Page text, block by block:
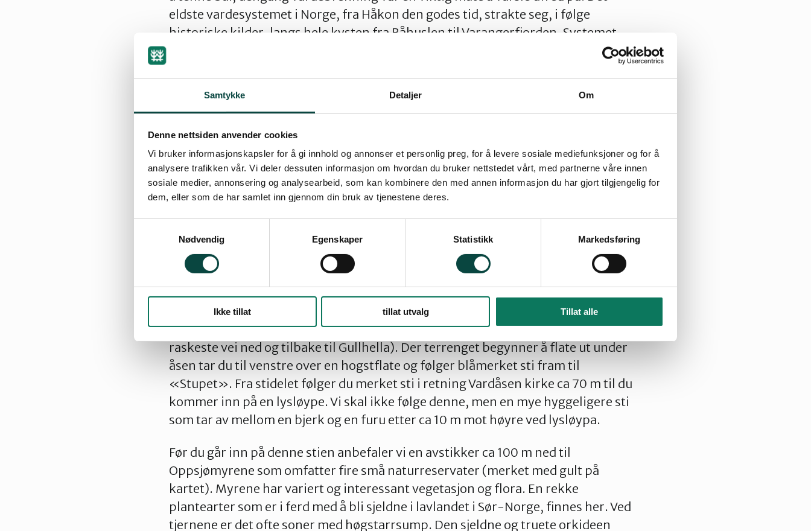
Samtykke Detaljer Om
Denne nettsiden anvender cookies
Vi bruker informasjonskapsler for å gi innhold og annonser et personlig preg, for å levere sosiale mediefunksjoner og for å
analysere trafikken vår. Vi deler dessuten informasjon om hvordan du bruker nettstedet vårt, med partnerne våre innen
sosiale medier, annonsering og analysearbeid, som kan kombinere den med annen informasjon du har gjort tilgjengelig for
dem, eller som de har samlet inn gjennom din bruk av tjenestene deres.
Nødvendig
Egenskaper Statistikk Markedsføring
Ikke tillat tillat utvalg Tillat alle
eldste vardesystemet i Norge, fra Håkon den godes tid, strakte seg, i følge
historiske kilder, langs hele kysten fra Båhuslen til Varangerfjorden. Systemet
I området vest for Vardåsen ligger 5 mindre naturreservater.
Start turen fra Gullhella ved å krysse toglinja og følg traktorvei mot nordøst. Snart
kan du velge å gå på en parallell sti til høyre for veien ca 400 m til du kommer ut på
traktorveien igjen. Blåmerket sti mot Vardåsen tar snart av til venstre. Stien går
opp igjennom furuskog, for en stor del på svaberg av drammensgranitt, dannet
dypt under jordas overflate. Turen opp til toppen har en stigning på nesten 250
høydemeter. Når stien begynner å flate ut får du fantastisk utsikt sørover ned
stupet mot dalen mellom Dikemark og Heggedal. Like før du kommer til toppen
passerer du det idylliske Vardetjernet. Her kan det kanskje kan være aktuelt å ta en
rast og et bad? Vi følger stien på østsida av tjernet og går siste stykket opp mot
toppen fra nordøst hvor du kan nyte utsikten.
Fortsett langs stien fra toppen mot sørøst. Etter ca 300 m velger du stien mot
høyre som tar deg ned langs Vardåsens vestside (dersom du ikke foretrekker å gå
raskeste vei ned og tilbake til Gullhella). Der terrenget begynner å flate ut under
åsen tar du til venstre over en hogstflate og følger blåmerket sti fram til
«Stupet». Fra stidelet følger du merket sti i retning Vardåsen kirke ca 70 m til du
kommer inn på en lysløype. Vi skal ikke følge denne, men en mye hyggeligere sti
som tar av mellom en bjerk og en furu etter ca 10 m mot høyre ved lysløypa.
Før du går inn på denne stien anbefaler vi en avstikker ca 100 m ned til
Oppsjømyrene som omfatter fire små naturreservater (merket med gult på
kartet). Myrene har variert og interessant vegetasjon og flora. En rekke
plantearter som er i ferd med å bli sjeldne i lavlandet i Sør-Norge, finnes her. Ved
tjernene er det ofte soner med høgstarrsump. Den sjeldne og truete orkideen